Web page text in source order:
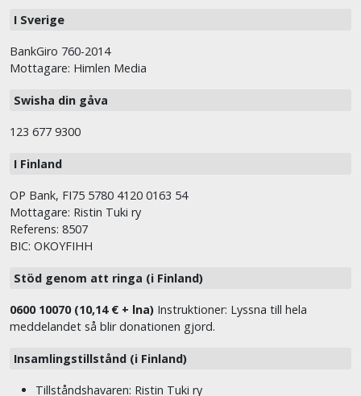
I Sverige
BankGiro 760-2014
Mottagare: Himlen Media
Swisha din gåva
123 677 9300
I Finland
OP Bank, FI75 5780 4120 0163 54
Mottagare: Ristin Tuki ry
Referens: 8507
BIC: OKOYFIHH
Stöd genom att ringa (i Finland)
0600 10070 (10,14 € + lna) Instruktioner: Lyssna till hela
meddelandet så blir donationen gjord.
Insamlingstillstånd (i Finland)
Tillståndshavaren: Ristin Tuki ry